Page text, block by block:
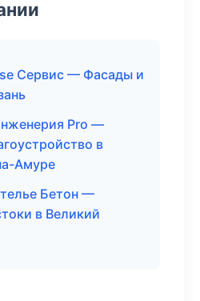
Сервис — Фасады и
Pro —
в
Амуре
Бетон —
в Великий